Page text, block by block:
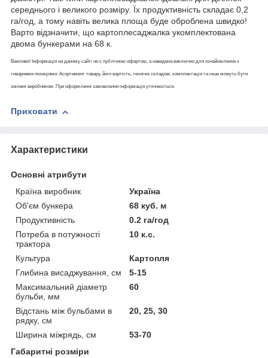
середнього і великого розміру. Їх продуктивність складає 0,2
га/год, а тому навіть велика площа буде оброблена швидко!
Варто відзначити, що картоплесаджалка укомплектована
двома бункерами на 68 к.
Важливо! Інформація на даному сайті не є публічною офертою, а наведена виключно для ознайомлення з
товарними позиціями. Асортимент товару, його вартість, технічні складові, комплектація та інше можуть бути
змінені виробником. При оформленні замовлення інформація уточнюється.
Приховати
Характеристики
Основні атрибути
Країна виробник
Україна
Об'єм бункера
68 куб. м
Продуктивність
0.2 га/год
Потреба в потужності
трактора
10 к.с.
Культура
Картопля
Глибина висаджування, см
5-15
Максимальний діаметр
бульби, мм
60
Відстань між бульбами в
рядку, см
20, 25, 30
Ширина міжрядь, см
53-70
Габаритні розміри